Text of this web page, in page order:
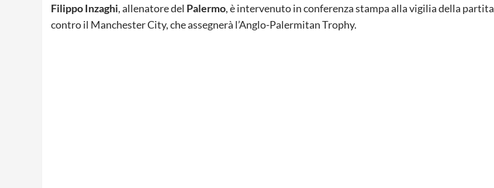
Filippo Inzaghi, allenatore del Palermo, è intervenuto in conferenza stampa alla vigilia della partita
contro il Manchester City, che assegnerà l’Anglo-Palermitan Trophy.